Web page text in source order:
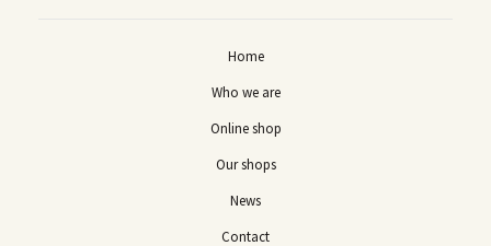
Home
Who we are
Online shop
Our shops
News
Contact